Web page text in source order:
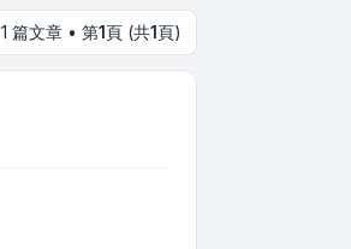
1 篇文章 • 第1頁 (共1頁)